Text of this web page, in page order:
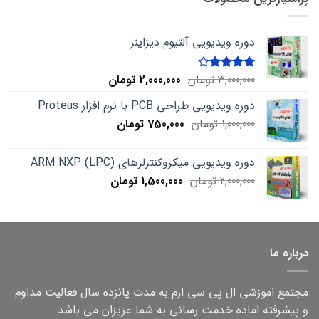
دوره ویدیویی آلتیوم دیزاینر
Rated
of 5
3,000,000 تومان Original
was:
3,000,000 تومان.
2,000,000 تومانCurrent
is:
دوره ویدیویی طراحی PCB با نرم افزار Proteus
1,000,000 تومان Original
was:
1,000,000 تومان.
750,000 تومانCurrent
is:
750,000 تومان. دوره ویدیویی میکروکنترلرهای ARM NXP (LPC)
2,000,000 تومان Original
2,000,000 تومان.
1,500,000 تومانCurrent
1,500,000 تومان.
درباره ما
مجتمع اموزشی ال پی سی ارم به مدت پانزده سال فعالیت مداوم
و پیشرفته اماده خدمت رسانی به شما عزیزان می باشد